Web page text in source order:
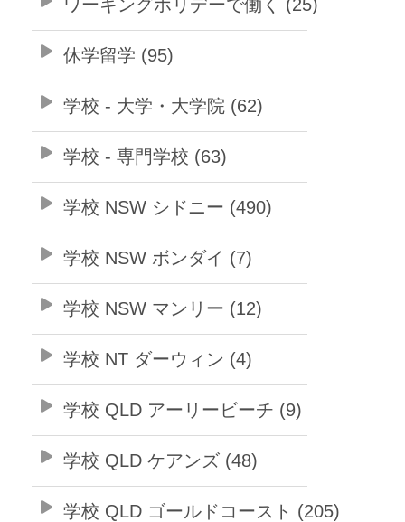
ワーキングホリデーで働く (25)
休学留学 (95)
学校 - 大学・大学院 (62)
学校 - 専門学校 (63)
学校 NSW シドニー (490)
学校 NSW ボンダイ (7)
学校 NSW マンリー (12)
学校 NT ダーウィン (4)
学校 QLD アーリービーチ (9)
学校 QLD ケアンズ (48)
学校 QLD ゴールドコースト (205)